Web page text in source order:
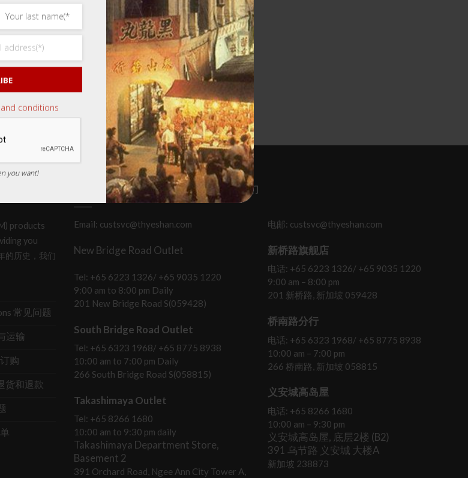
products
you
的历史，我们
常见问题
运输
购
货和退款
CONTACT OR LOCATE US 联系 / 关顾我们
Email: custsvc@thyeshan.com
New Bridge Road Outlet
Tel: +65 6223 1326/ +65 9035 1220
9:00 am to 8:00 pm Daily
201 New Bridge Road S(059428)
South Bridge Road Outlet
Tel: +65 6323 1968/ +65 8775 8938
10:00 am to 7:00 pm Daily
266 South Bridge Road S(058815)
Takashimaya Outlet
Tel: +65 8266 1680
10:00 am to 9:30 pm daily
Takashimaya Department Store,
Basement 2
391 Orchard Road, Ngee Ann City Tower A,
电邮: custsvc@thyeshan.com
新桥路旗舰店
电话: +65 6223 1326/ +65 9035 1220
9:00 am – 8:00 pm
201 新桥路, 新加坡 059428
桥南路分行
电话: +65 6323 1968/ +65 8775 8938
10:00 am – 7:00 pm
266 桥南路, 新加坡 058815
义安城高岛屋
电话: +65 8266 1680
10:00 am – 9:30 pm
义安城高岛屋, 底层2楼 (B2)
391 乌节路 义安城 大楼A
新加坡 238873
conditions
you want!